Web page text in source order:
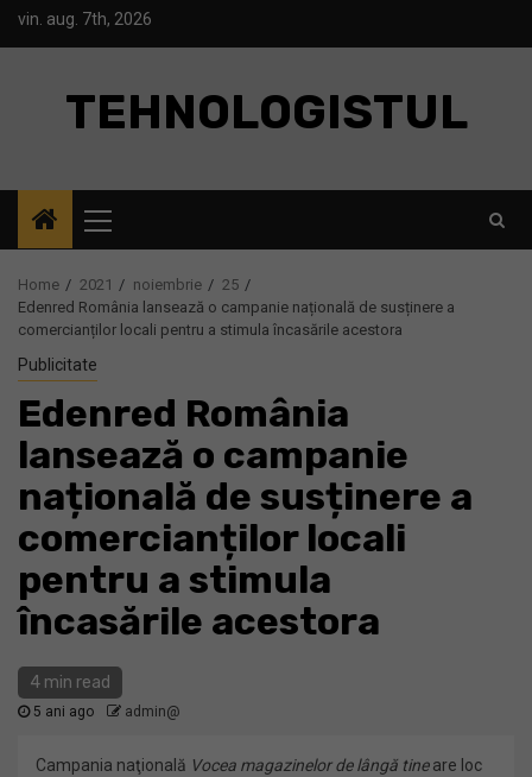
Skipvin. aug. 7th, 2026
TEHNOLOGISTUL
Menu
Home 2021 noiembrie
25
Edenred România lansează o campanie națională de susținere a
comercianților locali pentru a stimula încasările acestora
Publicitate
Edenred România
lansează o campanie
națională de susținere a
comercianților locali
pentru a stimula
încasările acestora
4 min read
5 ani ago admin@
Campania naţională Vocea magazinelor de lângă tineare loc